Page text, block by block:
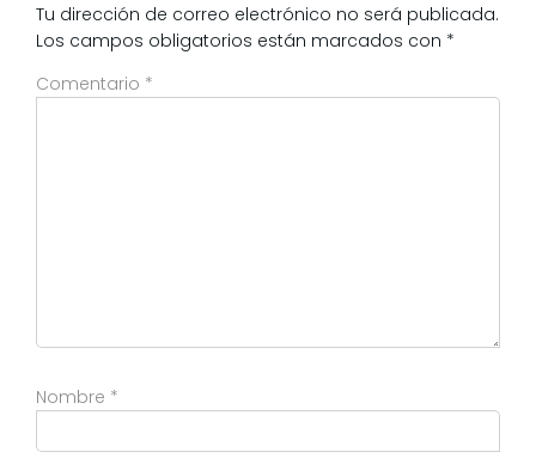
Tu dirección de correo electrónico no será publicada.
Los campos obligatorios están marcados con *
Comentario *
Nombre *